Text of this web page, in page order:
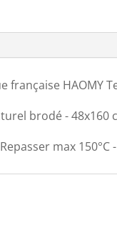
KAKI
française HAOMY
brodé - 48x160
max